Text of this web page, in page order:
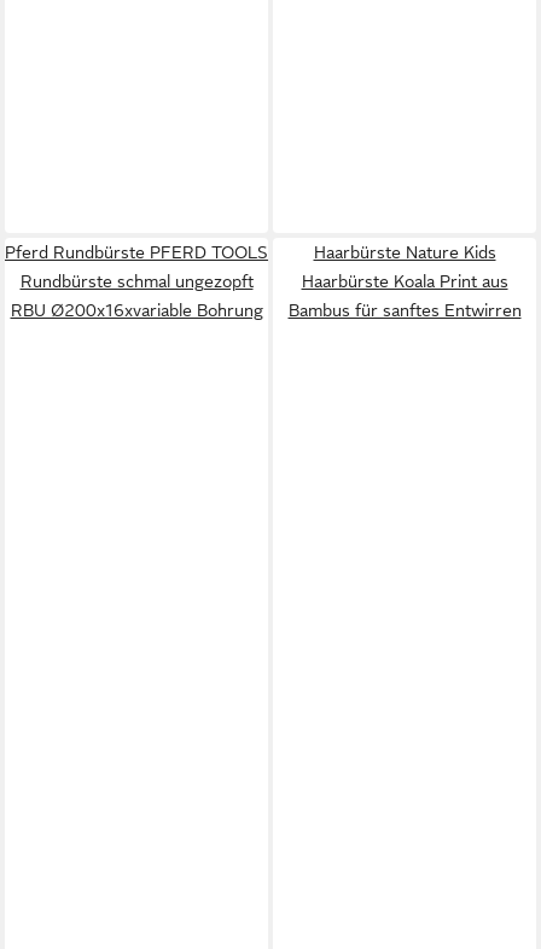
Pferd Rundbürste PFERD TOOLS
Rundbürste schmal ungezopft
RBU Ø200x16xvariable Bohrung
Haarbürste Nature Kids
Haarbürste Koala Print aus
Bambus für sanftes Entwirren